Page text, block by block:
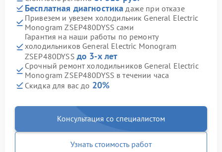
Бесплатная диагностика даже при отказе
Привезем и увезем холодильник General Electric
Monogram ZSEP480DYSS сами
Гарантия на наши работы по ремонту
холодильников General Electric Monogram
ZSEP480DYSS до 3-х лет
Срочный ремонт холодильников General Electric
Monogram ZSEP480DYSS в течении часа
Скидка для вас до 20%
Консультация со специалистом
Узнать стоимость работ